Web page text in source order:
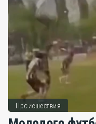
Происшествия